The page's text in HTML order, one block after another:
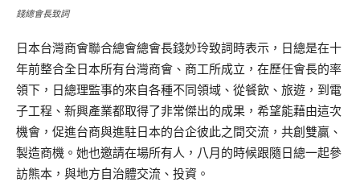
錢總會長致詞
日本台灣商會聯合總會總會長錢妙玲致詞時表示，日總是在十
年前整合全日本所有台灣商會、商工所成立，在歷任會長的率
領下，日總理監事的來自各種不同領域、從餐飲、旅遊，到電
子工程、新興產業都取得了非常傑出的成果，希望能藉由這次
機會，促進台商與進駐日本的台企彼此之間交流，共創雙贏、
製造商機。她也邀請在場所有人，八月的時候跟隨日總一起參
訪熊本，與地方自治體交流、投資。